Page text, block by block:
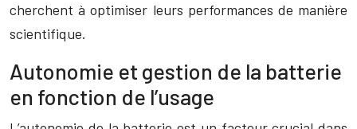
cherchent à optimiser leurs performances de manière
scientifique.
Autonomie et gestion de la batterie
en fonction de l’usage